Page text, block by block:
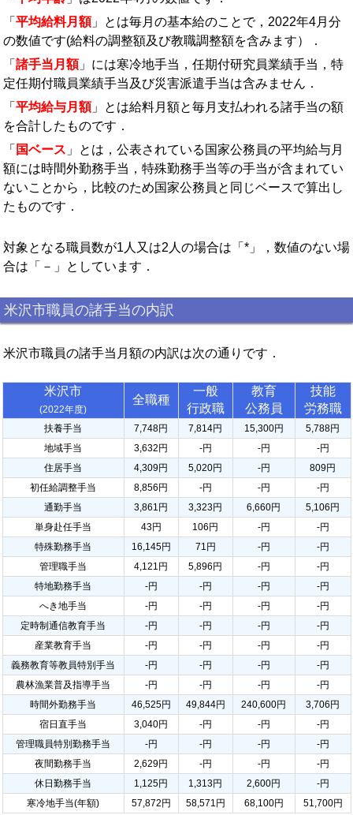
「 平均給料月額」とは毎月の基本給のことで，2022年4月分
の数値です(給料の調整額及び教職調整額を含みます）．
「 諸手当月額」には寒冷地手当，任期付研究員業績手当，特
定任期付職員業績手当及び災害派遣手当は含みません．
「 平均給与月額」とは給料月額と毎月支払われる諸手当の額
を合計したものです．
「 国ベース 」とは，公表されている国家公務員の平均給与月
額には時間外勤務手当，特殊勤務手当等の手当が含まれてい
ないことから，比較のため国家公務員と同じベースで算出し
たものです．
対象となる職員数が1人又は2人の場合は「*」，数値のない場
合は「－」としています．
米沢市職員の諸手当の内訳
米沢市職員の諸手当月額の内訳は次の通りです．
米沢市
(2022年度)
全職種
一般
行政職
教育
公務員
技能
労務職
扶養手当 7,748円 7,814円 15,300円
5,788円
地域手当
3,632円 -円 -円
-円
住居手当
4,309円 5,020円 -円
809円
初任給調整手当
8,856円 -円 -円
-円
通勤手当
3,861円 3,323円 6,660円
5,106円
単身赴任手当
43円 106円 -円
-円
特殊勤務手当
16,145円 71円 -円
-円
管理職手当
4,121円 5,896円 -円
-円
特地勤務手当
-円 -円 -円
-円
へき地手当
-円 -円 -円
-円
定時制通信教育手当
-円 -円 -円
-円
産業教育手当
-円 -円 -円
-円
義務教育等教員特別手当
-円 -円 -円
-円
農林漁業普及指導手当
-円 -円 -円
-円
時間外勤務手当
46,525円 49,844円 240,600円
3,706円
宿日直手当
3,040円 -円 -円
-円
管理職員特別勤務手当
-円 -円 -円
-円
夜間勤務手当
2,629円 -円 -円
-円
休日勤務手当
1,125円 1,313円 2,600円
-円
寒冷地手当(年額)
57,872円 58,571円 68,100円 51,700円